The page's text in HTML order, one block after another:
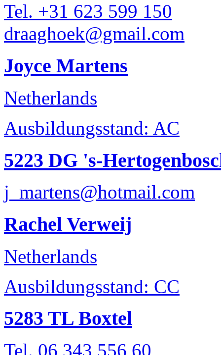
Tel. +31 623 599 150
draaghoek@gmail.com
Joyce Martens
Netherlands
Ausbildungsstand: AC
5223 DG 's-
j_martens@hotmail.com
Rachel Verweij
Netherlands
Ausbildungsstand: CC
5283 TL Boxtel
Tel. 06 343 556 60